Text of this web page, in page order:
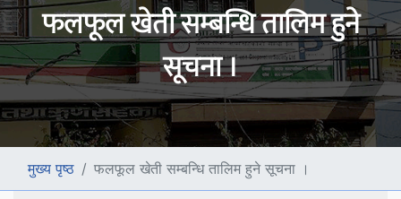
फलफूल खेती सम्बन्धि तालिम हुने
सूचना ।
मुख्य पृष्ठ फलफूल खेती सम्बन्धि तालिम हुने सूचना ।